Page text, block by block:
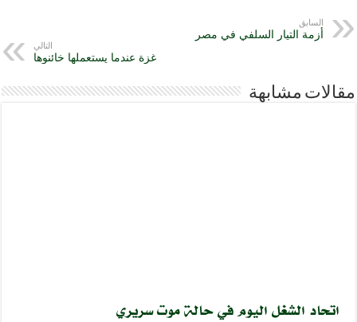
السابق
أزمة التيار السلفي في مصر
التالي
غزة عندما يستعملها خائنوها
مقالات مشابهة
اتحاد الشغل اليوم في حالة موت سريري